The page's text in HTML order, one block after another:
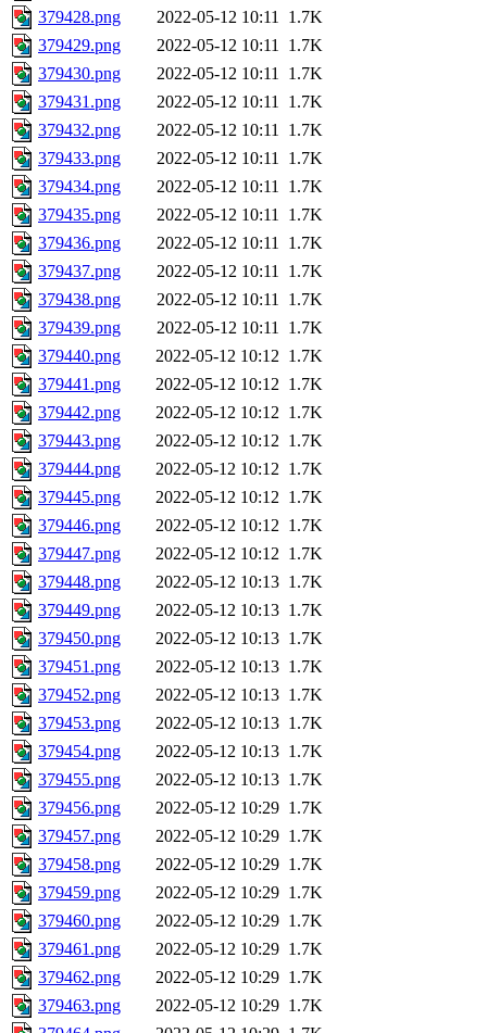
379428.png
2022-05-12 10:11 1.7K
379429.png
2022-05-12 10:11 1.7K
379430.png
2022-05-12 10:11 1.7K
379431.png
2022-05-12 10:11 1.7K
379432.png
2022-05-12 10:11 1.7K
379433.png
2022-05-12 10:11 1.7K
379434.png
2022-05-12 10:11 1.7K
379435.png
2022-05-12 10:11 1.7K
379436.png
2022-05-12 10:11 1.7K
379437.png
2022-05-12 10:11 1.7K
379438.png
2022-05-12 10:11 1.7K
379439.png
2022-05-12 10:11 1.7K
379440.png
2022-05-12 10:12 1.7K
379441.png
2022-05-12 10:12 1.7K
379442.png
2022-05-12 10:12 1.7K
379443.png
2022-05-12 10:12 1.7K
379444.png
2022-05-12 10:12 1.7K
379445.png
2022-05-12 10:12 1.7K
379446.png
2022-05-12 10:12 1.7K
379447.png
2022-05-12 10:12 1.7K
379448.png
2022-05-12 10:13 1.7K
379449.png
2022-05-12 10:13 1.7K
379450.png
2022-05-12 10:13 1.7K
379451.png
2022-05-12 10:13 1.7K
379452.png
2022-05-12 10:13 1.7K
379453.png
2022-05-12 10:13 1.7K
379454.png
2022-05-12 10:13 1.7K
379455.png
2022-05-12 10:13 1.7K
379456.png
2022-05-12 10:29 1.7K
379457.png
2022-05-12 10:29 1.7K
379458.png
2022-05-12 10:29 1.7K
379459.png
2022-05-12 10:29 1.7K
379460.png
2022-05-12 10:29 1.7K
379461.png
2022-05-12 10:29 1.7K
379462.png
2022-05-12 10:29 1.7K
379463.png
2022-05-12 10:29 1.7K